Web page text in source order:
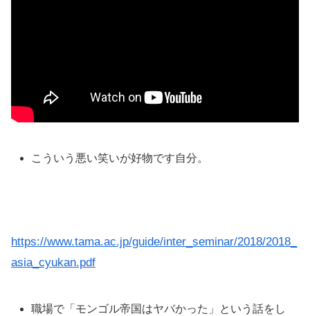
こういう悪い笑いが好物です自分。
https://www.tama.ac.jp/guide/inter_seminar/2018/2018_
asia_cyukan.pdf
職場で「モンゴル帝国はヤバかった」という話をし